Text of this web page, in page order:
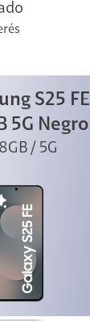
S25 FE
5G Negro
/ 5G